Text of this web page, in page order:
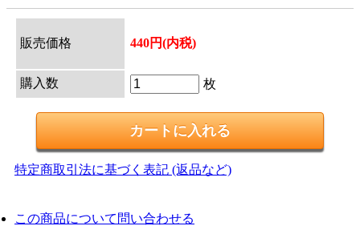
販売価格 440円(内税)
購入数 枚
特定商取引法に基づく表記 (返品など)
この商品について問い合わせる